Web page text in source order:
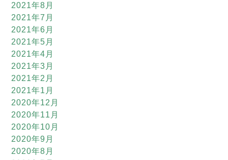
2021年8月
2021年7月
2021年6月
2021年5月
2021年4月
2021年3月
2021年2月
2021年1月
2020年12月
2020年11月
2020年10月
2020年9月
2020年8月